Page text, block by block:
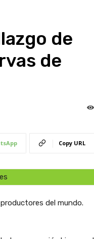
de
de
Copy URL
del mundo.